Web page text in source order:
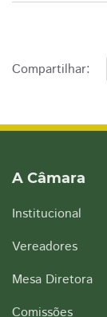
Compartilhar:
A Câmara
Institucional
Vereadores
Mesa Diretora
Comissões